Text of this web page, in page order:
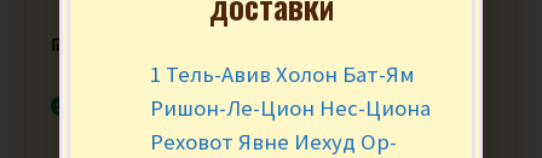
₪
В наличии
1 Тель-Авив Холон Бат-Ям
Ришон-Ле-Цион Нес-Циона
Реховот Явне Иехуд Ор-